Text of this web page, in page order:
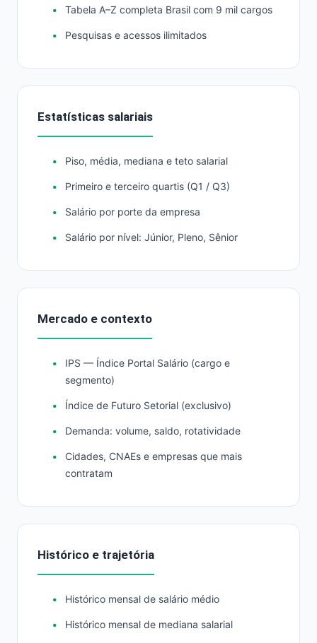
Tabela A–Z completa Brasil com 9 mil cargos
Pesquisas e acessos ilimitados
Estatísticas salariais
Piso, média, mediana e teto salarial
Primeiro e terceiro quartis (Q1 / Q3)
Salário por porte da empresa
Salário por nível: Júnior, Pleno, Sênior
Mercado e contexto
IPS — Índice Portal Salário (cargo e
segmento)
Índice de Futuro Setorial (exclusivo)
Demanda: volume, saldo, rotatividade
Cidades, CNAEs e empresas que mais
contratam
Histórico e trajetória
Histórico mensal de salário médio
Histórico mensal de mediana salarial